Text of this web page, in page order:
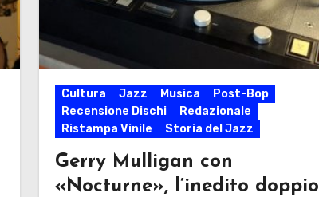
Cultura Jazz Musica
Post-Bop
Recensione Dischi
Redazionale
Ristampa Vinile
Storia del Jazz
Gerry Mulligan con
«Nocturne», l’inedito doppio